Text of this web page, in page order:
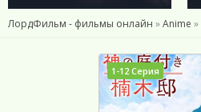
ЛордФильм - фильмы онлайн »Anime »
1-12 Серия